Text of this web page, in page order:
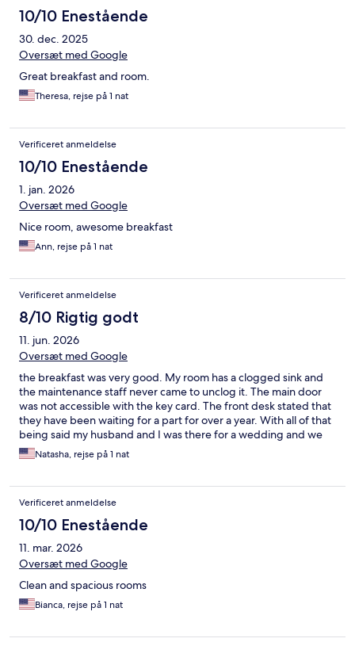
10/10 Enestående
30. dec. 2025
Oversæt med Google
Great breakfast and room.
Theresa, rejse på 1 nat
Verificeret anmeldelse
10/10 Enestående
1. jan. 2026
Oversæt med Google
Nice room, awesome breakfast
Ann, rejse på 1 nat
Verificeret anmeldelse
8/10 Rigtig godt
11. jun. 2026
Oversæt med Google
the breakfast was very good. My room has a clogged sink and
the maintenance staff never came to unclog it. The main door
was not accessible with the key card. The front desk stated that
they have been waiting for a part for over a year. With all of that
being said my husband and I was there for a wedding and we
were pleased with the location to everything.
Natasha, rejse på 1 nat
Verificeret anmeldelse
10/10 Enestående
11. mar. 2026
Oversæt med Google
Clean and spacious rooms
Bianca, rejse på 1 nat